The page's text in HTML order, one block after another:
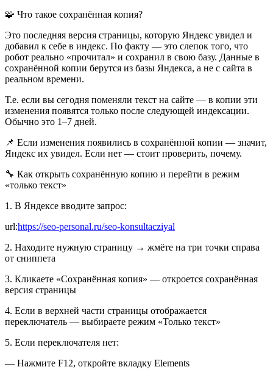
🧩 Что такое сохранённая копия?
Это последняя версия страницы, которую Яндекс увидел и
добавил к себе в индекс. По факту — это слепок того, что
робот реально «прочитал» и сохранил в свою базу. Данные в
сохранённой копии берутся из базы Яндекса, а не с сайта в
реальном времени.
Т.е. если вы сегодня поменяли текст на сайте — в копии эти
изменения появятся только после следующей индексации.
Обычно это 1–7 дней.
📌 Если изменения появились в сохранённой копии — значит,
Яндекс их увидел. Если нет — стоит проверить, почему.
🔧 Как открыть сохранённую копию и перейти в режим
«только текст»
1. В Яндексе вводите запрос:
url:https://seo-personal.ru/seo-konsultacziyal
2. Находите нужную страницу → жмёте на три точки справа
от сниппета
3. Кликаете «Сохранённая копия» — откроется сохранённая
версия страницы
4. Если в верхней части страницы отображается
переключатель — выбираете режим «Только текст»
5. Если переключателя нет:
— Нажмите F12, откройте вкладку Elements